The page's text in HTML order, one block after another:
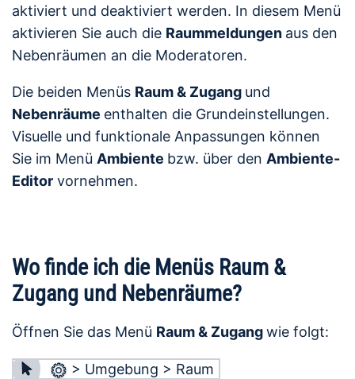
aktiviert und deaktiviert werden. In diesem Menü
aktivieren Sie auch die Raummeldungen aus den
Nebenräumen an die Moderatoren.
Die beiden Menüs Raum & Zugang und
Nebenräume enthalten die Grundeinstellungen.
Visuelle und funktionale Anpassungen können
Sie im Menü Ambiente bzw. über den Ambiente-
Editor vornehmen.
Wo finde ich die Menüs Raum &
Zugang und Nebenräume?
Öffnen Sie das Menü Raum & Zugangwie folgt:
> Umgebung > Raum